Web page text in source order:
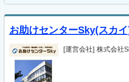
お助けセンターSky(スカ
[運営会社] 株式会社